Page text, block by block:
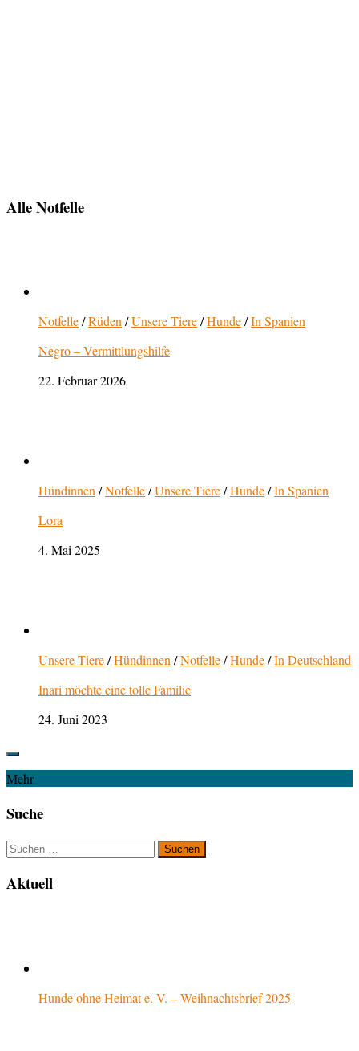
Alle Notfelle
Notfelle/Rüden/Unsere Tiere/Hunde/In Spanien
Negro – Vermittlungshilfe
22. Februar 2026
Hündinnen/Notfelle/Unsere Tiere/Hunde/In Spanien
Lora
4. Mai 2025
Unsere Tiere/Hündinnen/Notfelle/Hunde/In Deutschland
Inari möchte eine tolle Familie
24. Juni 2023
Mehr
Suche
Suchen
nach:
Aktuell
Hunde ohne Heimat e. V. – Weihnachtsbrief 2025